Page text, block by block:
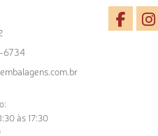
6734
às 17:30